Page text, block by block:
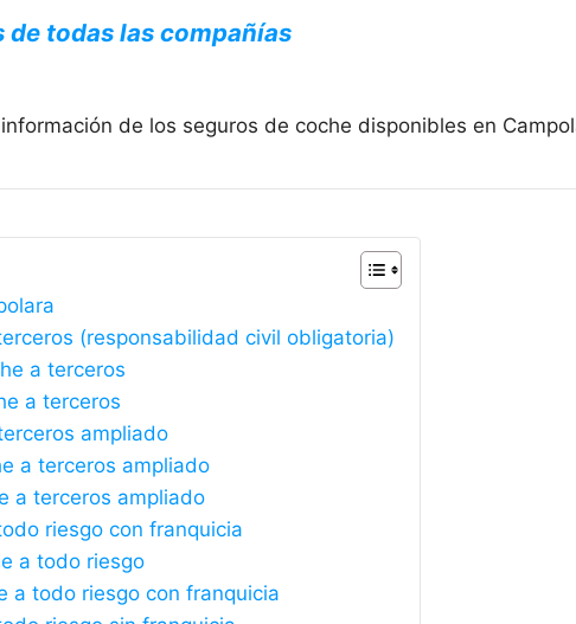
de todas las compañías
de los seguros de coche disponibles en
(responsabilidad civil obligatoria)
a terceros
a terceros
ampliado
a terceros ampliado
a terceros ampliado
riesgo con franquicia
a todo riesgo
a todo riesgo con franquicia